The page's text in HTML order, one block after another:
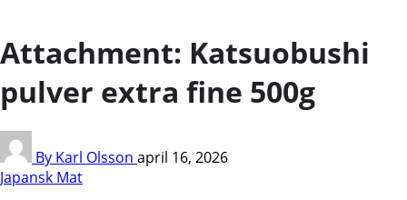
Attachment: Katsuobushi
pulver extra fine 500g
By Karl Olsson april 16, 2026
Japansk Mat